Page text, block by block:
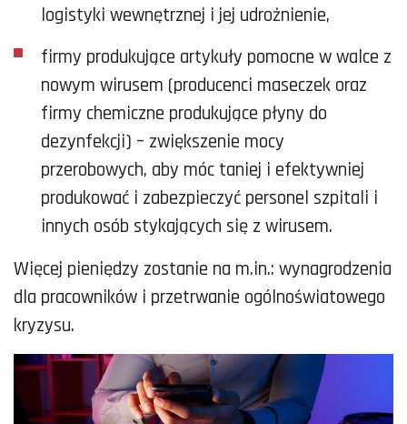
logistyki wewnętrznej i jej udrożnienie,
firmy produkujące artykuły pomocne w walce z
nowym wirusem (producenci maseczek oraz
firmy chemiczne produkujące płyny do
dezynfekcji) – zwiększenie mocy
przerobowych, aby móc taniej i efektywniej
produkować i zabezpieczyć personel szpitali i
innych osób stykających się z wirusem.
Więcej pieniędzy zostanie na m.in.: wynagrodzenia
dla pracowników i przetrwanie ogólnoświatowego
kryzysu.